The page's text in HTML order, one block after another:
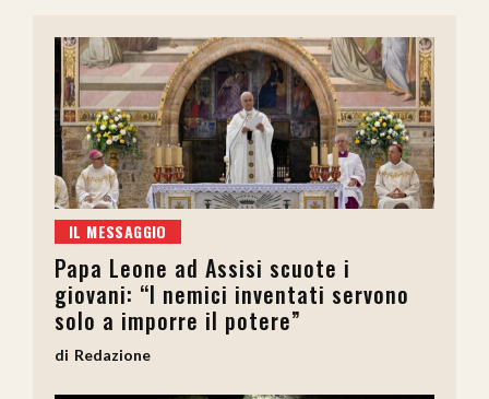
IL MESSAGGIO
Papa Leone ad Assisi scuote i
giovani: “I nemici inventati servono
solo a imporre il potere”
Redazione